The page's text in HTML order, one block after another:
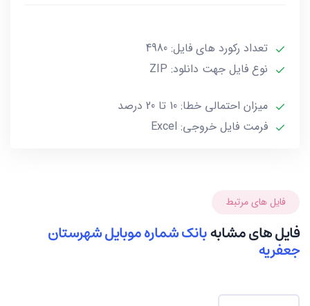
حداکثر 20 درصد خطا داشته باشند.***
تعداد رکورد های فایل: 4980
نوع فایل جهت دانلود: ZIP
میزان احتمالی خطا: 10 تا 20 درصد
فرمت فایل خروجی: Excel
فایل های مرتبط
فایل های مشابهبانک شماره موبایل شهرستان
جعفریه